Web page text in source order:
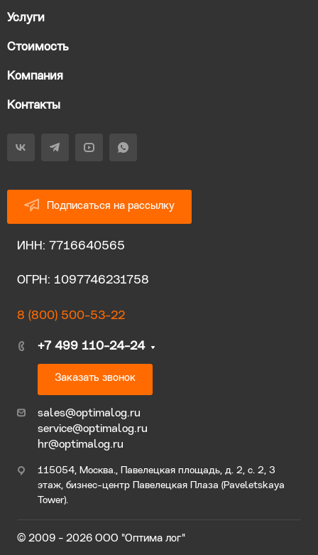
Услуги
Стоимость
Компания
Контакты
Подписаться на рассылку
ИНН: 7716640565
ОГРН: 1097746231758
8 (800) 500-53-22
+7 499 110-24-24
Заказать звонок
sales@optimalog.ru
service@optimalog.ru
hr@optimalog.ru
115054, Москва., Павелецкая площадь, д. 2, с. 2, 3
этаж, бизнес-центр Павелецкая Плаза (Paveletskaya
Tower).
© 2009 - 2026 ООО "Оптима лог"